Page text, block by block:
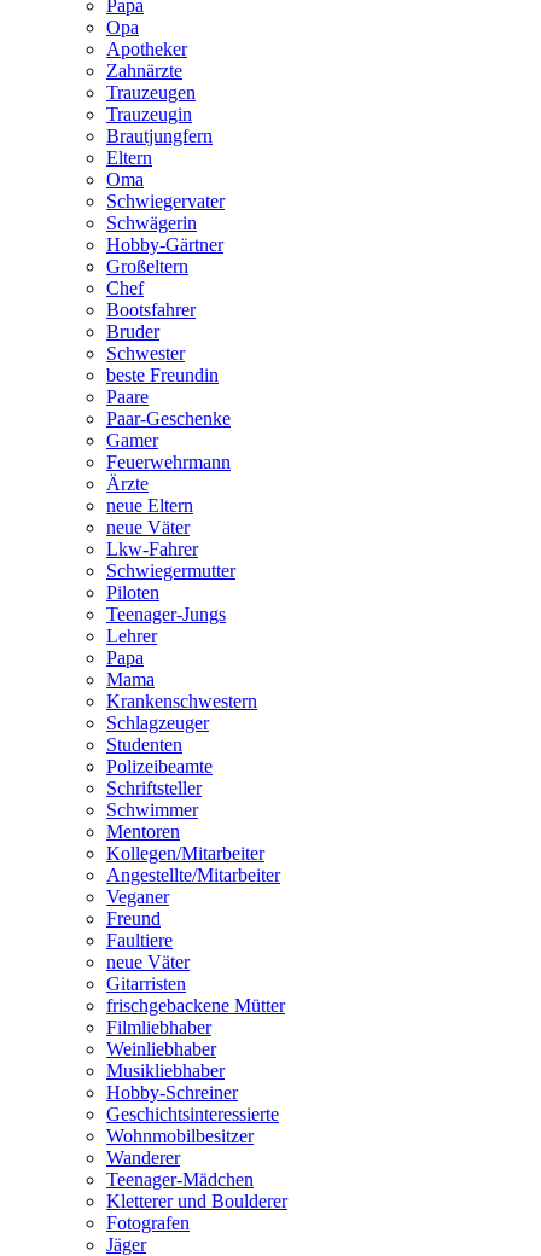
Papa
Opa
Apotheker
Zahnärzte
Trauzeugen
Trauzeugin
Brautjungfern
Eltern
Oma
Schwiegervater
Schwägerin
Hobby-Gärtner
Großeltern
Chef
Bootsfahrer
Bruder
Schwester
beste Freundin
Paare
Paar-Geschenke
Gamer
Feuerwehrmann
Ärzte
neue Eltern
neue Väter
Lkw-Fahrer
Schwiegermutter
Piloten
Teenager-Jungs
Lehrer
Papa
Mama
Krankenschwestern
Schlagzeuger
Studenten
Polizeibeamte
Schriftsteller
Schwimmer
Mentoren
Kollegen/Mitarbeiter
Angestellte/Mitarbeiter
Veganer
Freund
Faultiere
neue Väter
Gitarristen
frischgebackene Mütter
Filmliebhaber
Weinliebhaber
Musikliebhaber
Hobby-Schreiner
Geschichtsinteressierte
Wohnmobilbesitzer
Wanderer
Teenager-Mädchen
Kletterer und Boulderer
Fotografen
Jäger